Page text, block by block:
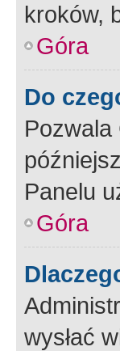
kroków,
Góra
Do
Panelu
Góra
wysłać